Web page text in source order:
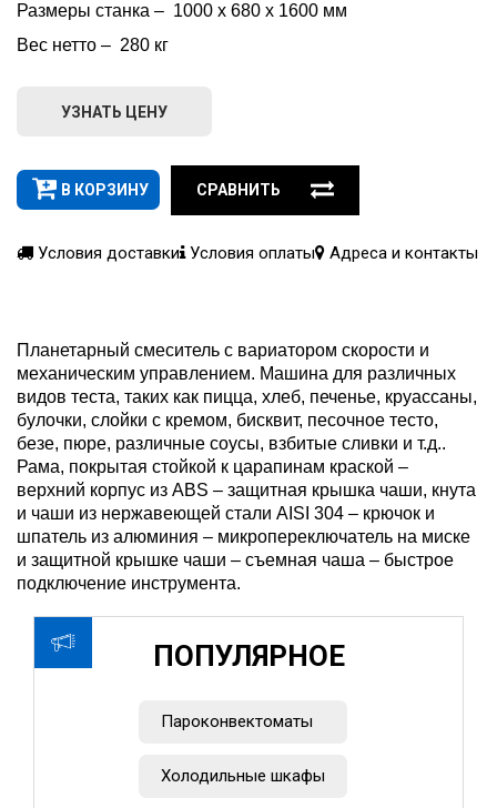
Размеры станка –  1000 x 680 x 1600 мм
Вес нетто –  280 кг
УЗНАТЬ ЦЕНУ
В КОРЗИНУ СРАВНИТЬ
Условия доставки Условия оплаты Адреса и контакты
Планетарный смеситель с вариатором скорости и
механическим управлением. Машина для различных
видов теста, таких как пицца, хлеб, печенье, круассаны,
булочки, слойки с кремом, бисквит, песочное тесто,
безе, пюре, различные соусы, взбитые сливки и т.д..
Рама, покрытая стойкой к царапинам краской –
верхний корпус из ABS – защитная крышка чаши, кнута
и чаши из нержавеющей стали AISI 304 – крючок и
шпатель из алюминия – микропереключатель на миске
и защитной крышке чаши – съемная чаша – быстрое
подключение инструмента.
ПОПУЛЯРНОЕ
Пароконвектоматы
Холодильные шкафы